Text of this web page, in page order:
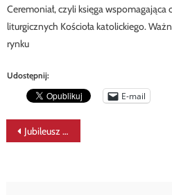
Ceremoniał, czyli księga
liturgicznych Kościoła katolickiego.
rynku
Udostępnij:
E-mail
Nawigacja
Jubileusz Diakonów: homilia pap. Franciszka